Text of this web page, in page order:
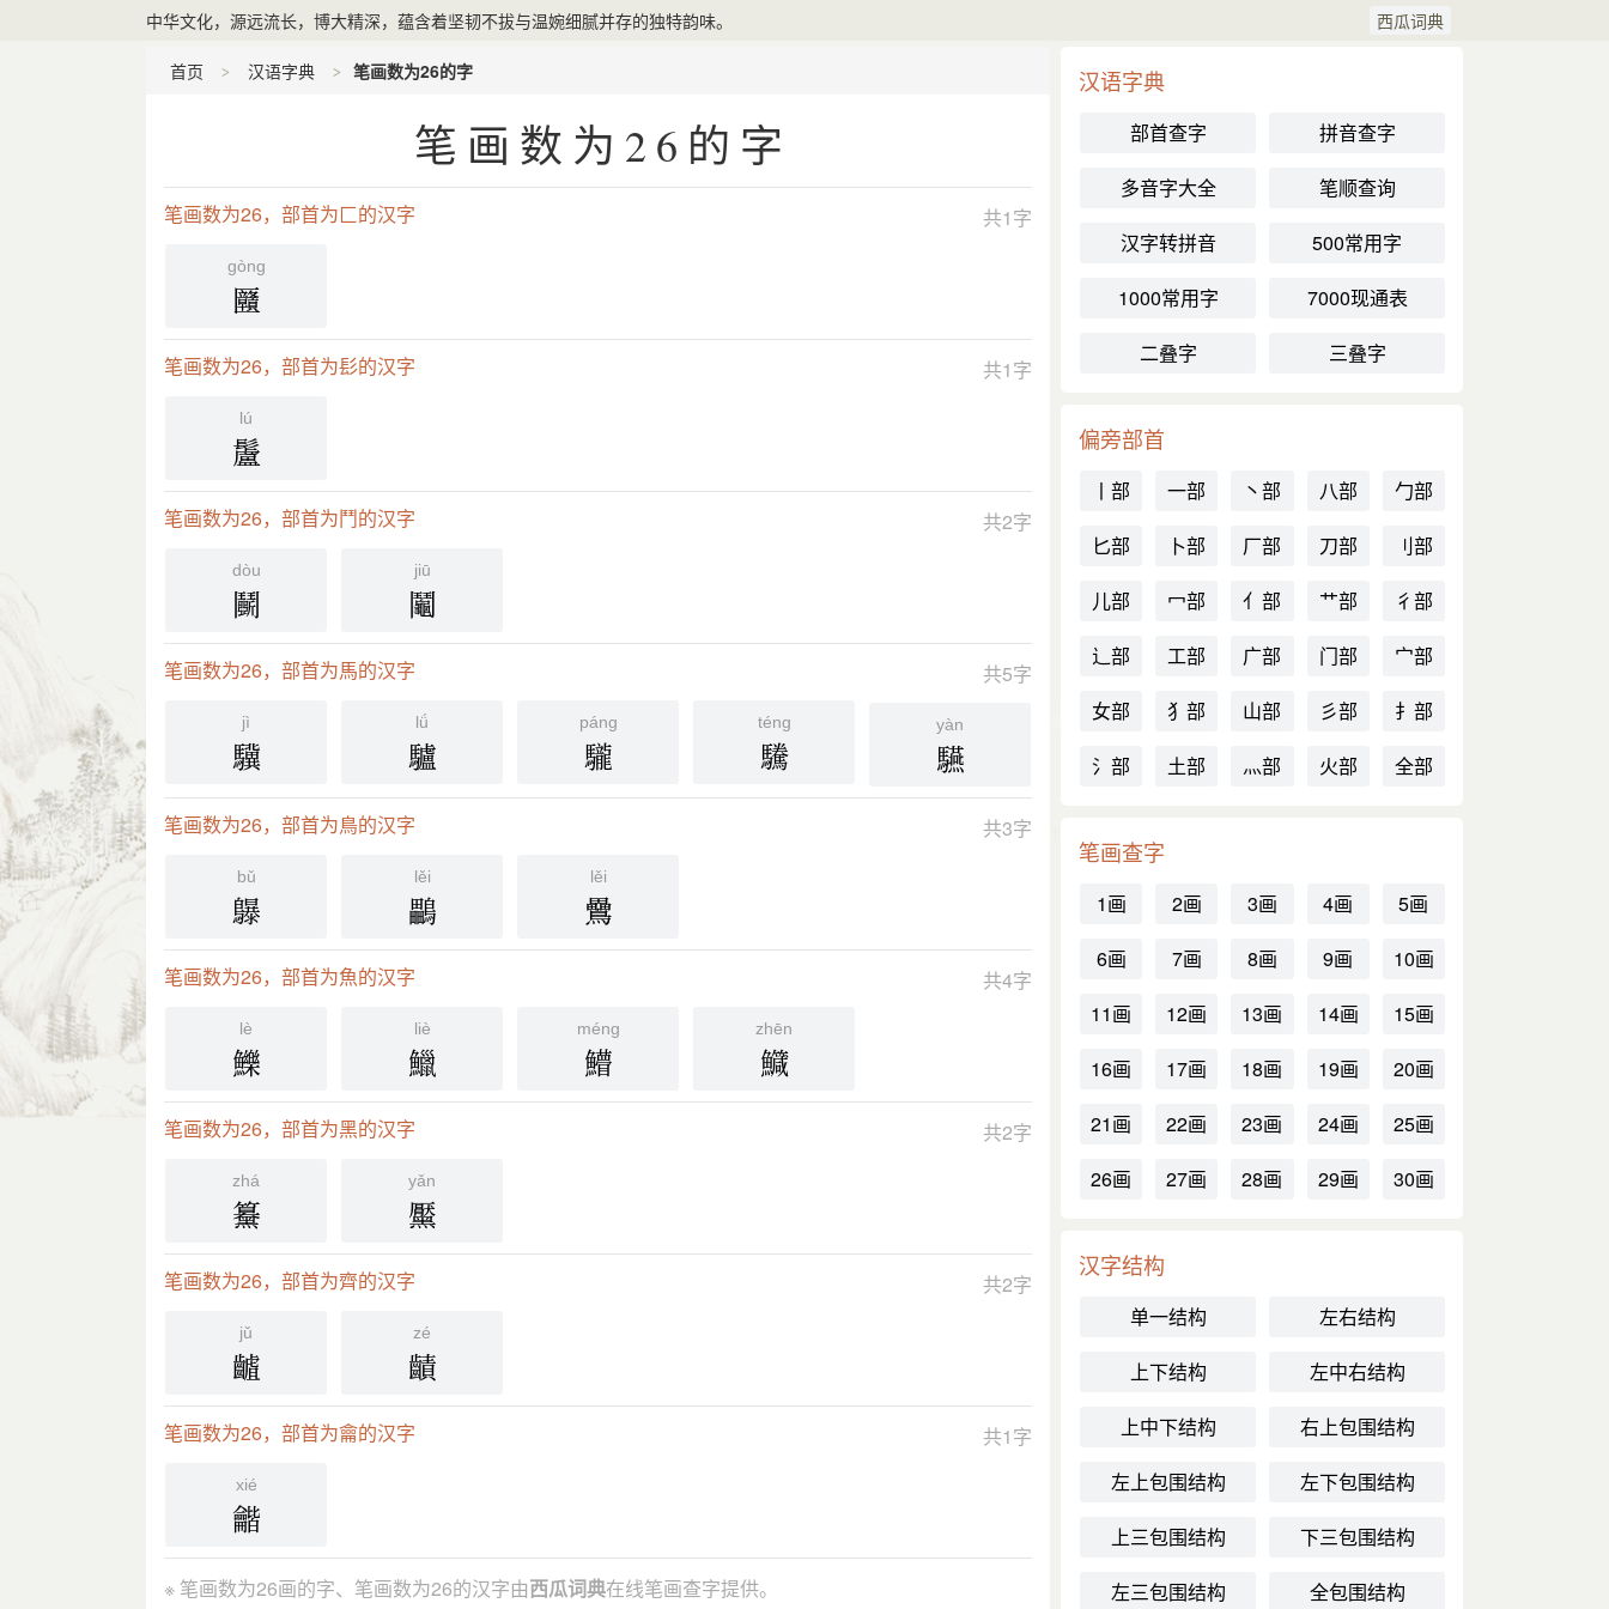
中华文化，源远流长，博大精深，蕴含着坚韧不拔与温婉细腻并存的独特韵味。 西瓜词典
首页 汉语字典 笔画数为26的字
笔画数为26的字
共1字
笔画数为26，部首为匚的汉字
gòng
㔶
共1字
笔画数为26，部首为髟的汉字
lú
䰕
共2字
笔画数为26，部首为鬥的汉字
dòu
鬭
jiū
鬮
共5字
笔画数为26，部首为馬的汉字
jì
驥
lǘ
驢
páng
䮾
téng
驣
yàn
驠
共3字
笔画数为26，部首为鳥的汉字
bǔ
鸔
lěi
鸓
lěi
䴎
共4字
笔画数为26，部首为魚的汉字
lè
鱳
liè
鱲
méng
䲛
zhēn
鱵
共2字
笔画数为26，部首为黑的汉字
zhá
䵵
yǎn
黶
共2字
笔画数为26，部首为齊的汉字
jǔ
䶥
zé
䶦
共1字
笔画数为26，部首为龠的汉字
xié
龤
※ 笔画数为26画的字、笔画数为26的汉字由西瓜词典在线笔画查字提供。
汉语字典
部首查字
拼音查字
多音字大全
笔顺查询
汉字转拼音
500常用字
1000常用字
7000现通表
二叠字
三叠字
偏旁部首
丨部 一部 丶部 八部
勹部
匕部
卜部 厂部 刀部
刂部
儿部
冖部 亻部 艹部
彳部
辶部
工部 广部 门部
宀部
女部
犭部 山部 彡部
扌部
氵部
土部 灬部 火部 全部
笔画查字
1画 2画 3画 4画
5画
6画
7画 8画 9画
10画
11画
12画 13画 14画
15画
16画
17画 18画 19画
20画
21画
22画 23画 24画
25画
26画
27画 28画 29画 30画
汉字结构
单一结构
左右结构
上下结构
左中右结构
上中下结构
右上包围结构
左上包围结构
左下包围结构
上三包围结构
下三包围结构
左三包围结构
全包围结构